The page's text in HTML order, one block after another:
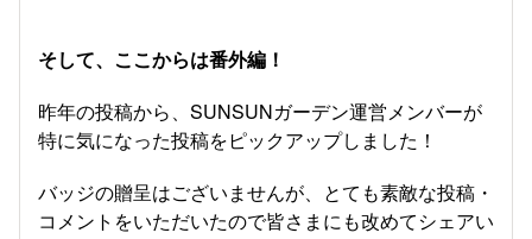
そして、ここからは番外編！
昨年の投稿から、SUNSUNガーデン運営メンバーが
特に気になった投稿をピックアップしました！
バッジの贈呈はございませんが、とても素敵な投稿・
コメントをいただいたので皆さまにも改めてシェアい